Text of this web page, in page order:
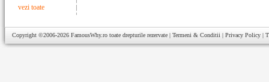
vezi toate
Copyright ©2006-2026 FamousWhy.ro toate drepturile rezervate | Termeni & Conditii | Privacy Policy |